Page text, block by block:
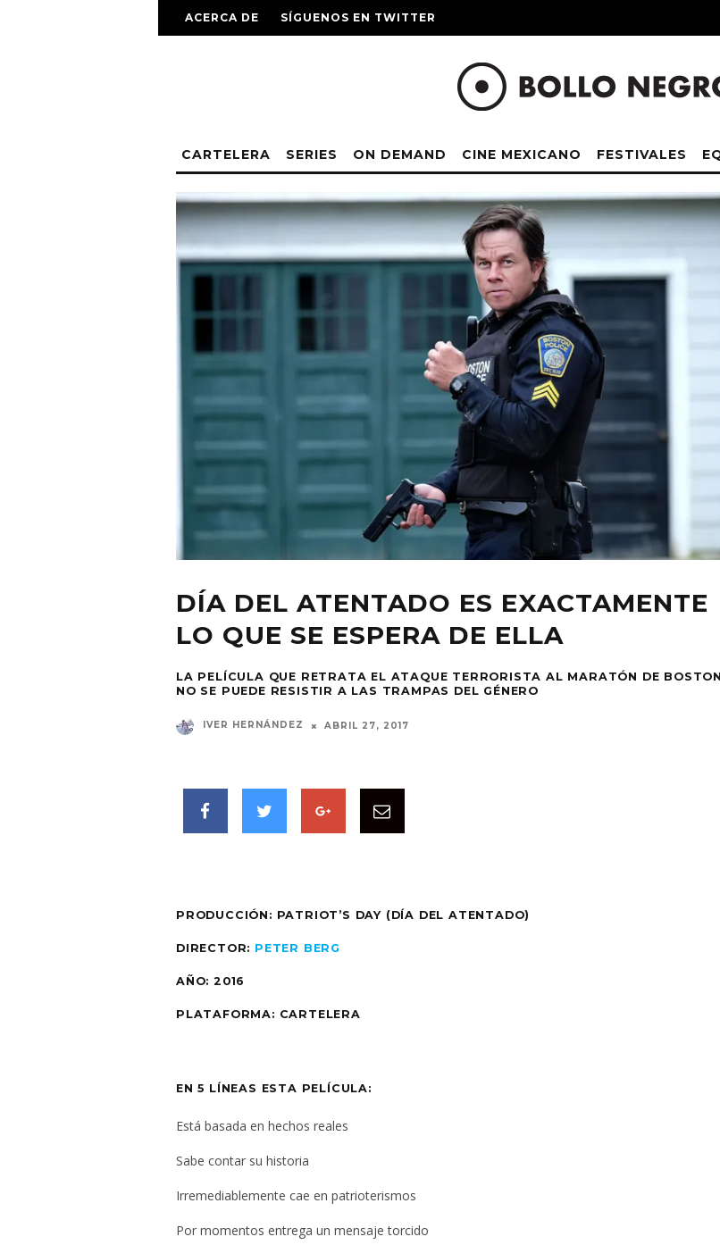
ACERCA DE SÍGUENOS EN TWITTER
CARTELERA SERIES ON DEMAND CINE MEXICANO FESTIVALES
DÍA DEL ATENTADO ES EXACTAMENTE
LO QUE SE ESPERA DE ELLA
LA PELÍCULA QUE RETRATA EL ATAQUE TERRORISTA AL MARATÓN DE BOSTON
NO SE PUEDE RESISTIR A LAS TRAMPAS DEL GÉNERO
IVER HERNÁNDEZ ABRIL 27, 2017
PRODUCCIÓN: PATRIOT’S DAY (DÍA DEL ATENTADO)
DIRECTOR: PETER BERG
AÑO: 2016
PLATAFORMA: CARTELERA
EN 5 LÍNEAS ESTA PELÍCULA:
Está basada en hechos reales
Sabe contar su historia
Irremediablemente cae en patrioterismos
Por momentos entrega un mensaje torcido